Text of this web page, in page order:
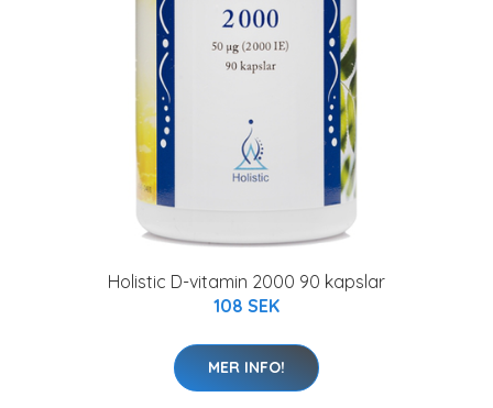
Holistic D-vitamin 2000 90 kapslar
108 SEK
MER INFO!